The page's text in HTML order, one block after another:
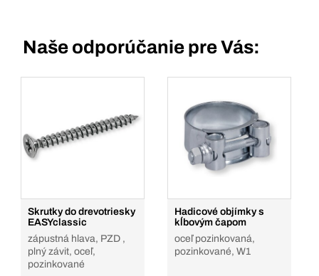
Naše odporúčanie pre Vás:
Skrutky do drevotriesky
EASYclassic
zápustná hlava, PZD ,
plný závit, oceľ,
pozinkované
Hadicové objímky s
kĺbovým čapom
oceľ pozinkovaná,
pozinkované, W1